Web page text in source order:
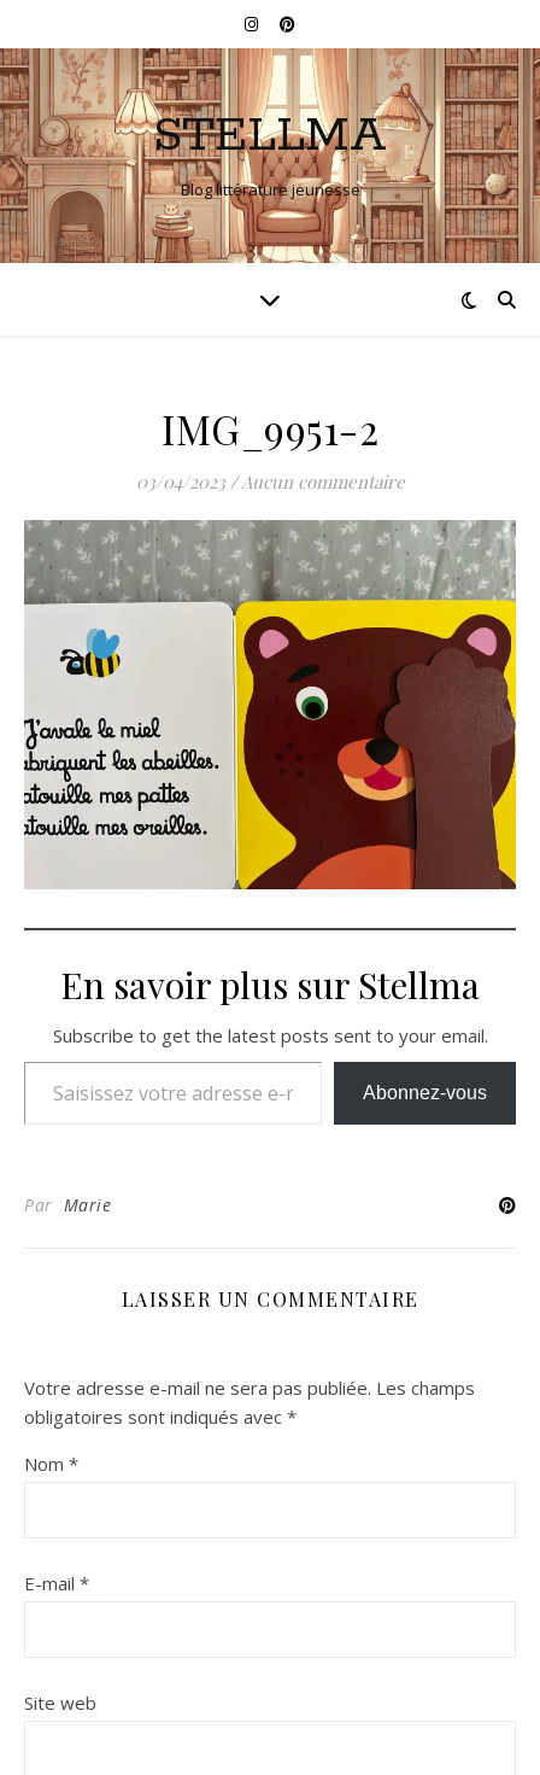
STELLMA
Blog littérature jeunesse
IMG_9951-2
03/04/2023 /Aucun commentaire
En savoir plus sur Stellma
Subscribe to get the latest posts sent to your email.
Saisissez votre adresse e-mail…
Abonnez-vous
Par Marie
LAISSER UN COMMENTAIRE
Votre adresse e-mail ne sera pas publiée. Les champs
obligatoires sont indiqués avec *
Nom *
E-mail *
Site web